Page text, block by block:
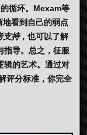
循环。 Mexam等
地看到自己的弱点
支持，也可以了解
指导。总之，征服
辑的艺术。通过对
评分标准，你完全